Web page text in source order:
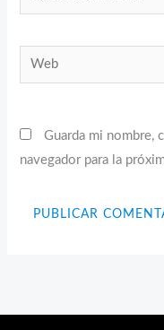
electrónico*
Web
Guarda mi nombre,
navegador para la